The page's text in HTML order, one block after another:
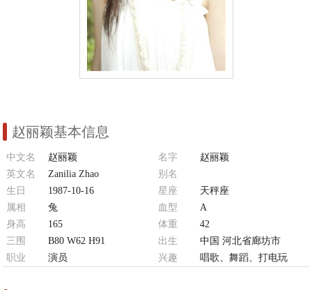
赵丽颖基本信息
中文名 赵丽颖 名字
赵丽颖
英文名
Zanilia Zhao
别名
丽颖、颖宝、小赵总、胖陆贞大人
生日 1987-10-16 星座
天秤座
属相
兔 血型
A
身高
165 体重
42
三围
B80 W62 H91 出生
中国 河北省廊坊市
职业
演员 兴趣 唱歌、舞蹈、打电玩